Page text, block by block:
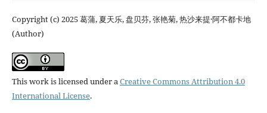
Copyright (c) 2025 葛蒲, 夏天乐, 盘贝芬, 张艳菊, 热沙来提·阿不都卡地
(Author)
This work is licensed under aCreative Commons Attribution 4.0
International License.